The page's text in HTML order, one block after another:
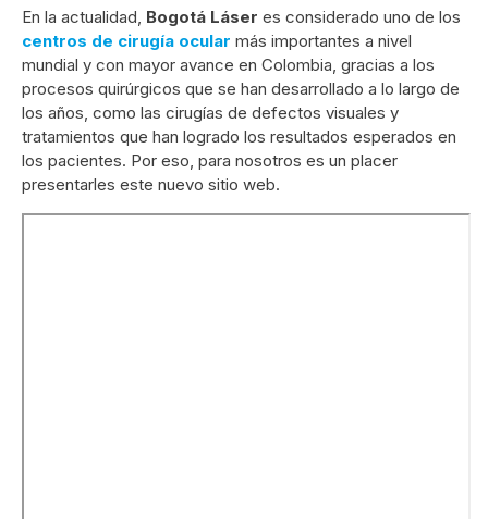
En la actualidad, Bogotá Láser es considerado uno de los
centros de cirugía ocular más importantes a nivel
mundial y con mayor avance en Colombia, gracias a los
procesos quirúrgicos que se han desarrollado a lo largo de
los años, como las cirugías de defectos visuales y
tratamientos que han logrado los resultados esperados en
los pacientes. Por eso, para nosotros es un placer
presentarles este nuevo sitio web.